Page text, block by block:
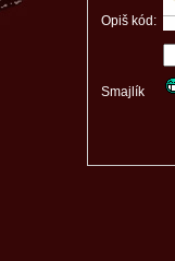
Opiš kód:
Smajlík